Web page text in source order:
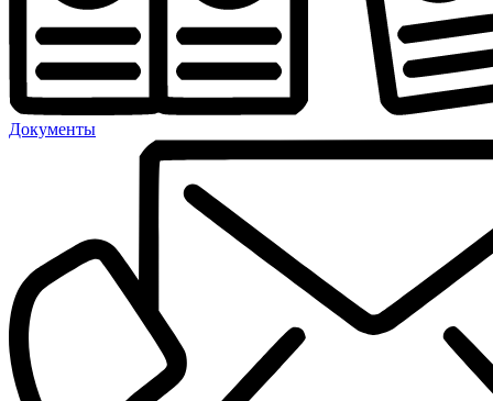
Документы